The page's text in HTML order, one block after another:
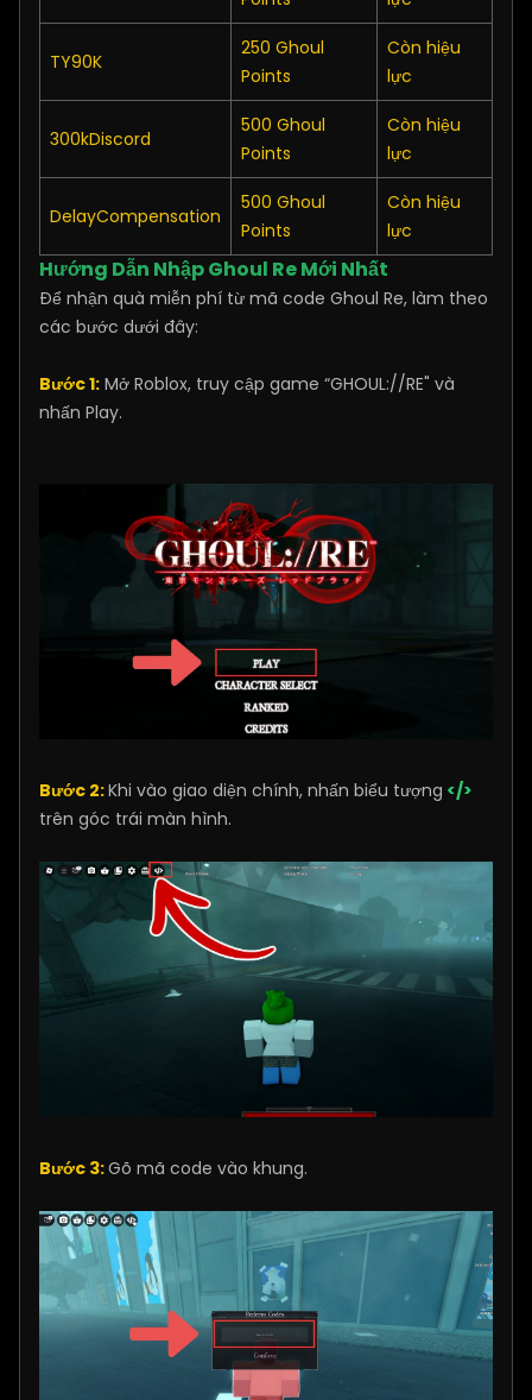
TY90K
250 Ghoul
Points
Còn hiệu
lực
300kDiscord
500 Ghoul
Points
Còn hiệu
lực
DelayCompensation
500 Ghoul
Points
Còn hiệu
lực
Hướng Dẫn Nhập Ghoul Re Mới Nhất
Để nhận quà miễn phí từ mã code Ghoul Re, làm theo
các bước dưới đây:
Bước 1: Mở Roblox, truy cập game “GHOUL://RE" và
nhấn Play.
Bước 2:Khi vào giao diện chính, nhấn biểu tượng </>
trên góc trái màn hình.
Bước 3:Gõ mã code vào khung.